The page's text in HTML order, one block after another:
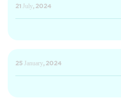
21 July, 2024
25 January, 2024